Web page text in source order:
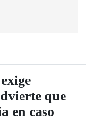
que
en caso